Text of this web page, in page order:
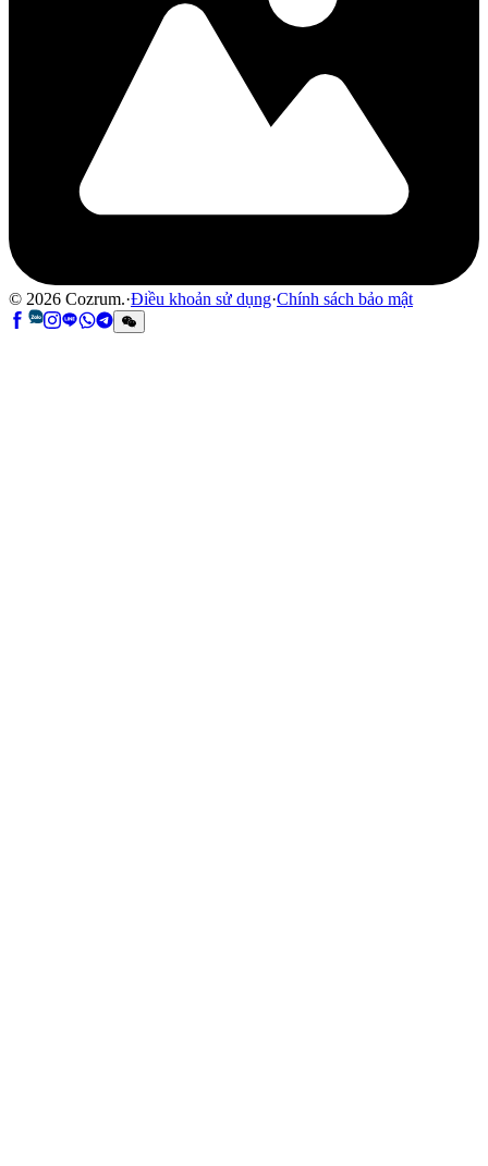
© 2026 Cozrum.·Điều khoản sử dụng·Chính sách bảo mật